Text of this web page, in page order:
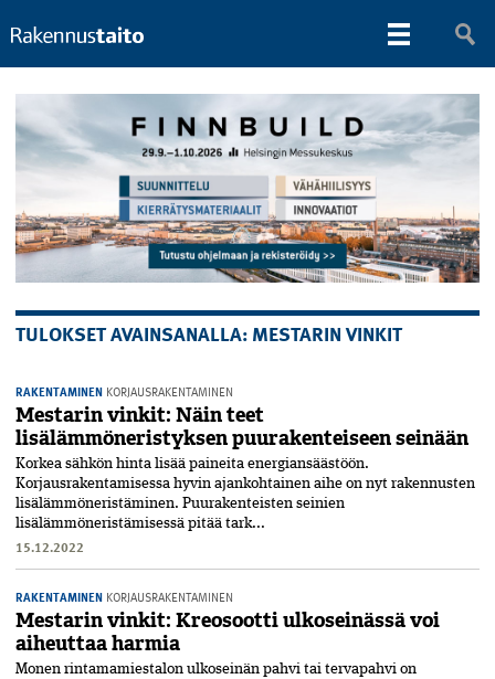
TULOKSET AVAINSANALLA: MESTARIN VINKIT
RAKENTAMINEN KORJAUSRAKENTAMINEN
Mestarin vinkit: Näin teet
lisälämmöneristyksen puurakenteiseen seinään
Korkea sähkön hinta lisää paineita energiansäästöön.
Korjausrakentamisessa hyvin ajankohtainen aihe on nyt rakennusten
lisälämmöneristäminen. Puurakenteisten seinien
lisälämmöneristämisessä pitää tark...
15.12.2022
RAKENTAMINEN KORJAUSRAKENTAMINEN
Mestarin vinkit: Kreosootti ulkoseinässä voi
aiheuttaa harmia
Monen rintamamiestalon ulkoseinän pahvi tai tervapahvi on